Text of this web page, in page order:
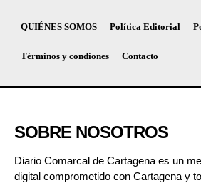
QUIÉNES SOMOS Política Editorial
Términos y condiones Contacto
SOBRE NOSOTROS
Diario Comarcal de Cartagena es un
digital comprometido con Cartagena y